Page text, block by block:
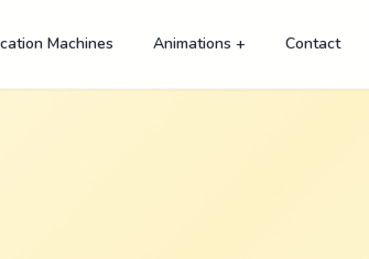
Machines Animations + Contact